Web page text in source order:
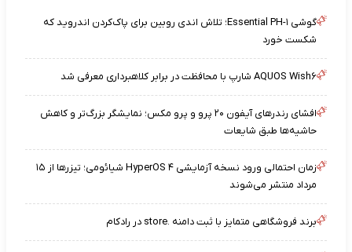
گوشی Essential PH-۱؛ تلاش اندی روبین برای پاک‌کردن اندروید که
شکست خورد
AQUOS Wish۶ شارپ با محافظت در برابر کلاهبرداری معرفی شد
افشای رندرهای آیفون ۲۰ پرو و پرو مکس؛ نمایشگر بزرگ‌تر و کاهش
حاشیه‌ها طبق شایعات
زمان احتمالی ورود نسخه آزمایشی HyperOS ۴ شیائومی؛ تیزرها از ۱۵
مرداد منتشر می‌شوند
برند فروشگاهی متمایز با ثبت دامنه .store در رادکام